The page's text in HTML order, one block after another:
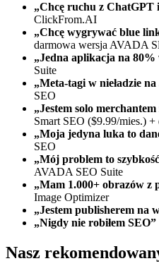
„Chcę ruchu z ChatGPT
ClickFrom.AI
„Chcę wygrywać blue
darmowa wersja AVADA
„Jedna aplikacja na 80%
Suite
„Meta-tagi w nieładzie
SEO
„Jestem solo
Smart SEO ($9.99/mies.)
„Moja jedyna luka to
SEO
„Mój problem to
AVADA SEO Suite
„Mam 1.000+ obrazów z
Image Optimizer
„Jestem publisherem na
„Nigdy nie robiłem SEO”
Nasz